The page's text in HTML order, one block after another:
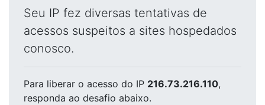
Seu IP fez diversas tentativas de
acessos suspeitos a sites hospedados
conosco.
Para liberar o acesso do IP 216.73.216.110,
responda ao desafio abaixo.